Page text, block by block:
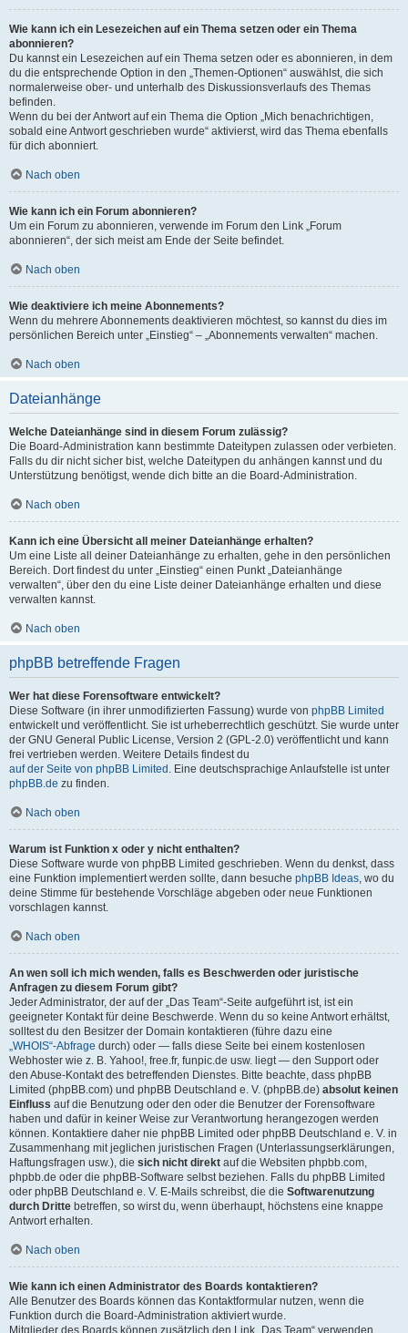
Wie kann ich ein Lesezeichen auf ein Thema setzen oder ein Thema
abonnieren?
Du kannst ein Lesezeichen auf ein Thema setzen oder es abonnieren, in dem
du die entsprechende Option in den „Themen-Optionen“ auswählst, die sich
normalerweise ober- und unterhalb des Diskussionsverlaufs des Themas
befinden.
Wenn du bei der Antwort auf ein Thema die Option „Mich benachrichtigen,
sobald eine Antwort geschrieben wurde“ aktivierst, wird das Thema ebenfalls
für dich abonniert.
Nach oben
Wie kann ich ein Forum abonnieren?
Um ein Forum zu abonnieren, verwende im Forum den Link „Forum
abonnieren“, der sich meist am Ende der Seite befindet.
Nach oben
Wie deaktiviere ich meine Abonnements?
Wenn du mehrere Abonnements deaktivieren möchtest, so kannst du dies im
persönlichen Bereich unter „Einstieg“ – „Abonnements verwalten“ machen.
Nach oben
Dateianhänge
Welche Dateianhänge sind in diesem Forum zulässig?
Die Board-Administration kann bestimmte Dateitypen zulassen oder verbieten.
Falls du dir nicht sicher bist, welche Dateitypen du anhängen kannst und du
Unterstützung benötigst, wende dich bitte an die Board-Administration.
Nach oben
Kann ich eine Übersicht all meiner Dateianhänge erhalten?
Um eine Liste all deiner Dateianhänge zu erhalten, gehe in den persönlichen
Bereich. Dort findest du unter „Einstieg“ einen Punkt „Dateianhänge
verwalten“, über den du eine Liste deiner Dateianhänge erhalten und diese
verwalten kannst.
Nach oben
phpBB betreffende Fragen
Wer hat diese Forensoftware entwickelt?
Diese Software (in ihrer unmodifizierten Fassung) wurde von phpBB Limited
entwickelt und veröffentlicht. Sie ist urheberrechtlich geschützt. Sie wurde unter
der GNU General Public License, Version 2 (GPL-2.0) veröffentlicht und kann
frei vertrieben werden. Weitere Details findest du
auf der Seite von phpBB Limited . Eine deutschsprachige Anlaufstelle ist unter
phpBB.de zu finden.
Nach oben
Warum ist Funktion x oder y nicht enthalten?
Diese Software wurde von phpBB Limited geschrieben. Wenn du denkst, dass
eine Funktion implementiert werden sollte, dann besuche phpBB Ideas, wo du
deine Stimme für bestehende Vorschläge abgeben oder neue Funktionen
vorschlagen kannst.
Nach oben
An wen soll ich mich wenden, falls es Beschwerden oder juristische
Anfragen zu diesem Forum gibt?
Jeder Administrator, der auf der „Das Team“-Seite aufgeführt ist, ist ein
geeigneter Kontakt für deine Beschwerde. Wenn du so keine Antwort erhältst,
solltest du den Besitzer der Domain kontaktieren (führe dazu eine
„WHOIS“-Abfrage durch) oder — falls diese Seite bei einem kostenlosen
Webhoster wie z. B. Yahoo!, free.fr, funpic.de usw. liegt — den Support oder
den Abuse-Kontakt des betreffenden Dienstes. Bitte beachte, dass phpBB
Limited (phpBB.com) und phpBB Deutschland e. V. (phpBB.de) absolut keinen
Einfluss auf die Benutzung oder den oder die Benutzer der Forensoftware
haben und dafür in keiner Weise zur Verantwortung herangezogen werden
können. Kontaktiere daher nie phpBB Limited oder phpBB Deutschland e. V. in
Zusammenhang mit jeglichen juristischen Fragen (Unterlassungserklärungen,
Haftungsfragen usw.), die sich nicht direkt auf die Websiten phpbb.com,
phpbb.de oder die phpBB-Software selbst beziehen. Falls du phpBB Limited
oder phpBB Deutschland e. V. E-Mails schreibst, die die Softwarenutzung
durch Dritte betreffen, so wirst du, wenn überhaupt, höchstens eine knappe
Antwort erhalten.
Nach oben
Wie kann ich einen Administrator des Boards kontaktieren?
Alle Benutzer des Boards können das Kontaktformular nutzen, wenn die
Funktion durch die Board-Administration aktiviert wurde.
Mitglieder des Boards können zusätzlich den Link „Das Team“ verwenden.